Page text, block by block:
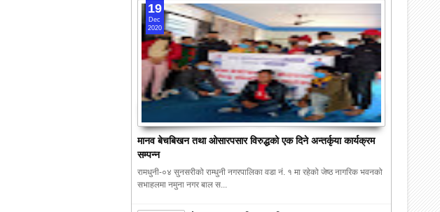
मानव बेचबिखन तथा ओसारपसार विरुद्धको एक दिने अन्तर्कृया कार्यक्रम
सम्पन्न
19
Dec
2020
रामधुनी-०४ सुनसरीको राम्धुनी नगरपालिका वडा नं. १ मा रहेको जेष्ठ नागरिक भवनको
सभाहलमा नमुना नगर बाल स...